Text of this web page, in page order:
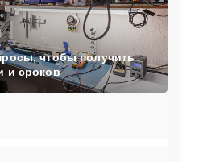
чтобы получить
и сроков